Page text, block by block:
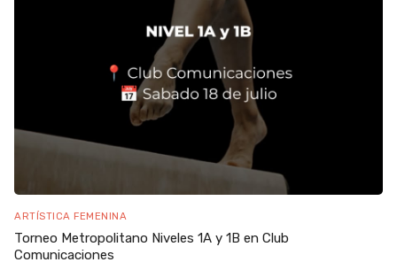
ARTÍSTICA FEMENINA
Torneo Metropolitano Niveles 1A y 1B en Club
Comunicaciones